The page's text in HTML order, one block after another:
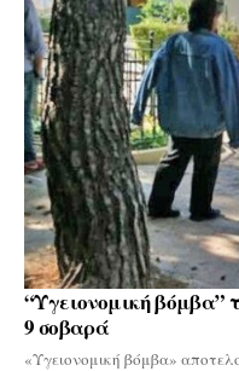
“Υγειονομική βόμβα”
9 σοβαρά
«Υγειονομική βόμβα»